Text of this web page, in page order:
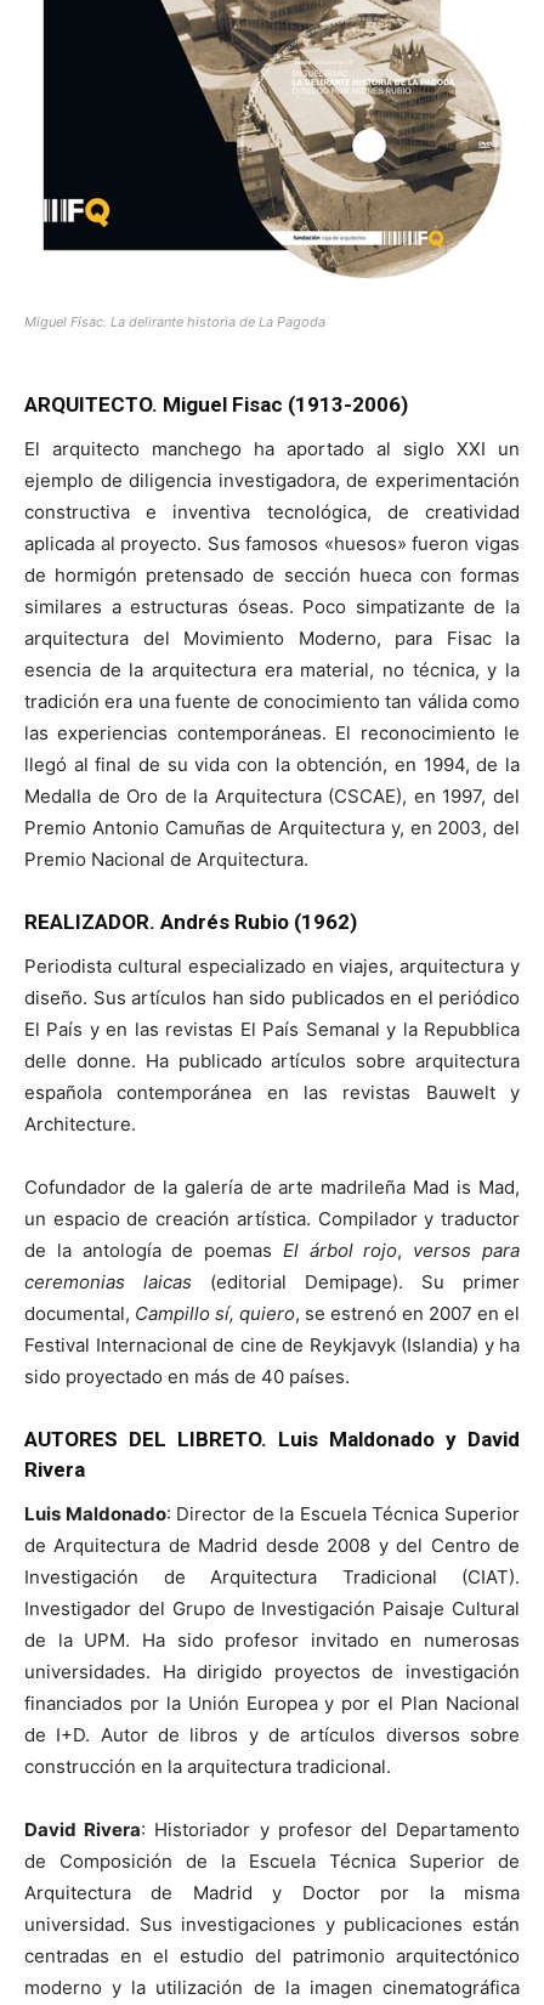
Miguel Fisac. La delirante historia de La Pagoda
ARQUITECTO. Miguel Fisac (1913-2006)
El arquitecto manchego ha aportado al siglo XXI un
ejemplo de diligencia investigadora, de experimentación
constructiva e inventiva tecnológica, de creatividad
aplicada al proyecto. Sus famosos «huesos» fueron vigas
de hormigón pretensado de sección hueca con formas
similares a estructuras óseas. Poco simpatizante de la
arquitectura del Movimiento Moderno, para Fisac la
esencia de la arquitectura era material, no técnica, y la
tradición era una fuente de conocimiento tan válida como
las experiencias contemporáneas. El reconocimiento le
llegó al final de su vida con la obtención, en 1994, de la
Medalla de Oro de la Arquitectura (CSCAE), en 1997, del
Premio Antonio Camuñas de Arquitectura y, en 2003, del
Premio Nacional de Arquitectura.
REALIZADOR. Andrés Rubio (1962)
Periodista cultural especializado en viajes, arquitectura y
diseño. Sus artículos han sido publicados en el periódico
El País y en las revistas El País Semanal y la Repubblica
delle donne. Ha publicado artículos sobre arquitectura
española contemporánea en las revistas Bauwelt y
Architecture.
Cofundador de la galería de arte madrileña Mad is Mad,
un espacio de creación artística. Compilador y traductor
de la antología de poemas El árbol rojo, versos para
ceremonias laicas (editorial Demipage). Su primer
documental, Campillo sí, quiero, se estrenó en 2007 en el
Festival Internacional de cine de Reykjavyk (Islandia) y ha
sido proyectado en más de 40 países.
AUTORES DEL LIBRETO. Luis Maldonado y David
Rivera
Luis Maldonado: Director de la Escuela Técnica Superior
de Arquitectura de Madrid desde 2008 y del Centro de
Investigación de Arquitectura Tradicional (CIAT).
Investigador del Grupo de Investigación Paisaje Cultural
de la UPM. Ha sido profesor invitado en numerosas
universidades. Ha dirigido proyectos de investigación
financiados por la Unión Europea y por el Plan Nacional
de I+D. Autor de libros y de artículos diversos sobre
construcción en la arquitectura tradicional.
David Rivera: Historiador y profesor del Departamento
de Composición de la Escuela Técnica Superior de
Arquitectura de Madrid y Doctor por la misma
universidad. Sus investigaciones y publicaciones están
centradas en el estudio del patrimonio arquitectónico
moderno y la utilización de la imagen cinematográfica